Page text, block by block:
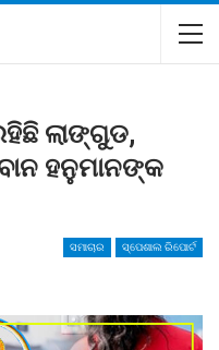
ଲାଙ୍ଗୁଡ,
ହନୁମାନଙ୍କ
ସମାଚାର ସ୍ପେଶାଲ ରିପୋର୍ଟ